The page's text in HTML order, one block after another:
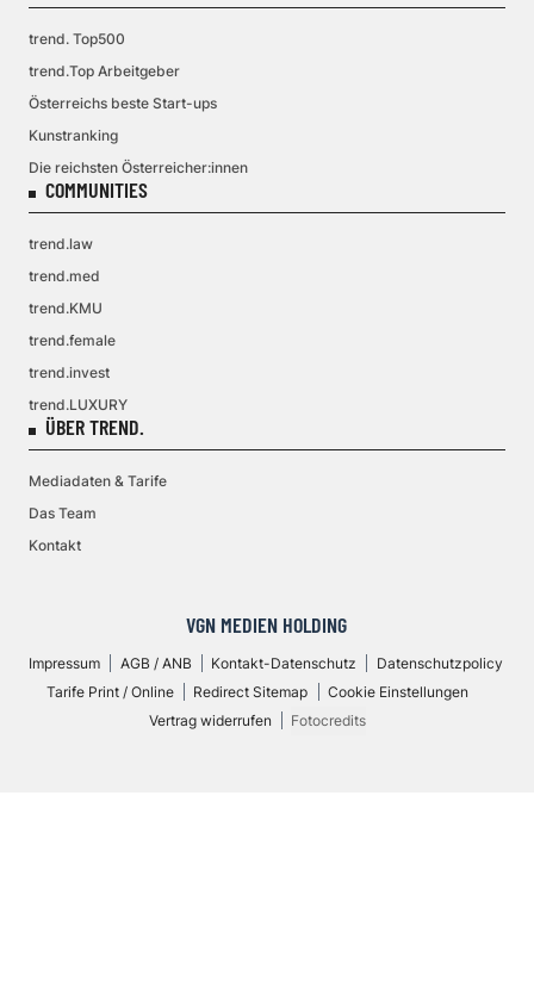
trend. Top500
trend.Top Arbeitgeber
Österreichs beste Start-ups
Kunstranking
Die reichsten Österreicher:innen
COMMUNITIES
trend.law
trend.med
trend.KMU
trend.female
trend.invest
trend.LUXURY
ÜBER TREND.
Mediadaten & Tarife
Das Team
Kontakt
VGN MEDIEN HOLDING
Impressum AGB / ANB Kontakt-Datenschutz
Datenschutzpolicy
Tarife Print / Online
Redirect Sitemap
Cookie Einstellungen
Vertrag widerrufen
Fotocredits